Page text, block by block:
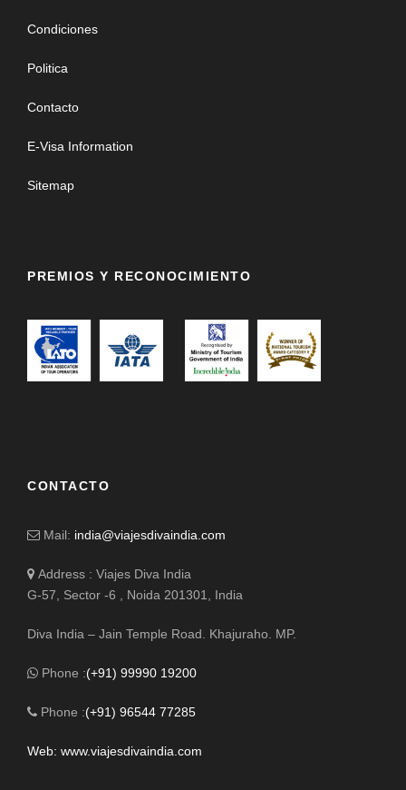
Condiciones
Politica
Contacto
E-Visa Information
Sitemap
PREMIOS Y RECONOCIMIENTO
CONTACTO
Mail: india@viajesdivaindia.com
Address : Viajes Diva India
G-57, Sector -6 , Noida 201301, India
Diva India – Jain Temple Road. Khajuraho. MP.
Phone :(+91) 99990 19200
Phone :(+91) 96544 77285
Web: www.viajesdivaindia.com